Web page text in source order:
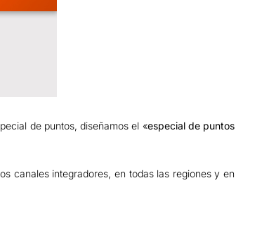
de puntos, diseñamos el «especial de puntos
canales integradores, en todas las regiones y en